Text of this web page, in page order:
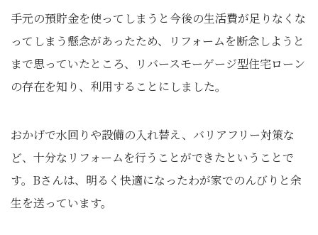
手元の預貯金を使ってしまうと今後の生活費が足りなくな
ってしまう懸念があったため、リフォームを断念しようと
まで思っていたところ、リバースモーゲージ型住宅ローン
の存在を知り、利用することにしました。
おかげで水回りや設備の入れ替え、バリアフリー対策な
ど、十分なリフォームを行うことができたということで
す。Bさんは、明るく快適になったわが家でのんびりと余
生を送っています。